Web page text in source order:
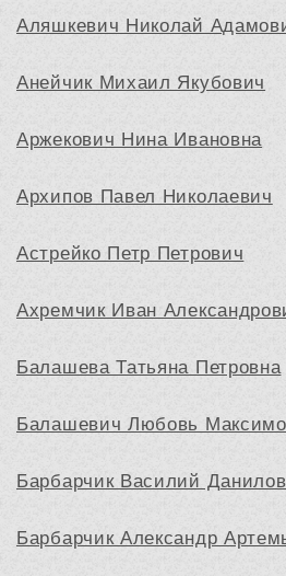
Аляшкевич Николай
Анейчик Михаил Якубович
Аржекович Нина Ивановна
Архипов Павел Николаевич
Астрейко Петр Петрович
Ахремчик Иван
Балашева Татьяна Петровна
Балашевич Любовь
Барбарчик Василий
Барбарчик Александр